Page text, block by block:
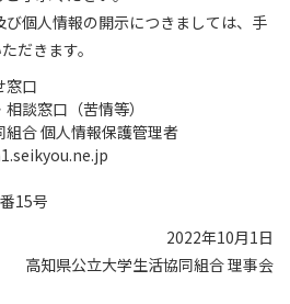
個人情報の開示につきましては、手
だきます。
窓口
談窓口（苦情等）
合 個人情報保護管理者
15号
2022年10月1日
高知県公立大学生活協同組合 理事会